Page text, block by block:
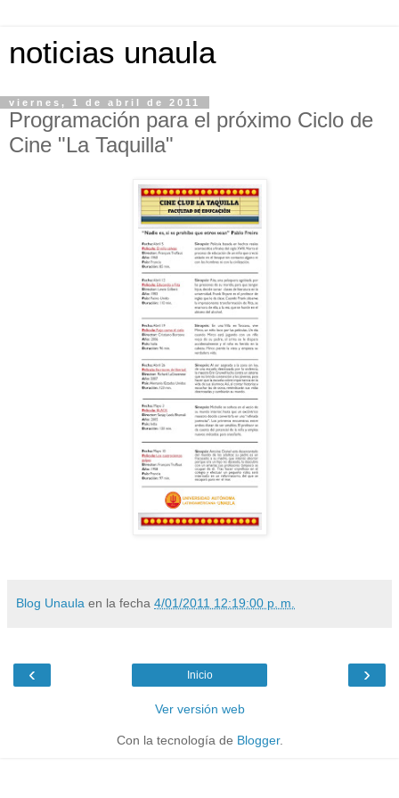
noticias unaula
viernes, 1 de abril de 2011
Programación para el próximo Ciclo de
Cine "La Taquilla"
Blog Unaula en la fecha 4/01/2011 12:19:00 p. m.
‹ ›
Inicio
Ver versión web
Con la tecnología de Blogger.